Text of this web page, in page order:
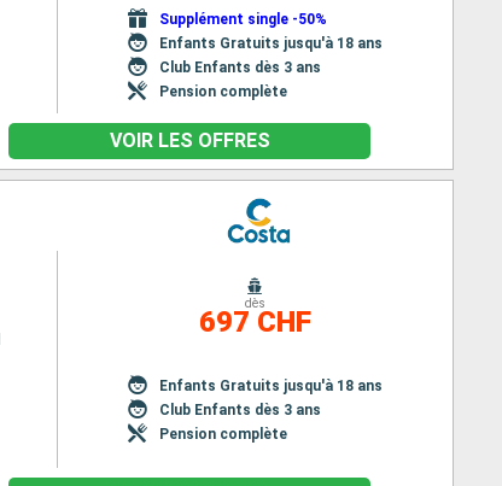
Supplément single -50%
Enfants Gratuits jusqu'à 18 ans
Club Enfants dès 3 ans
Pension complète
VOIR LES OFFRES
dès
697 CHF
Enfants Gratuits jusqu'à 18 ans
Club Enfants dès 3 ans
Pension complète